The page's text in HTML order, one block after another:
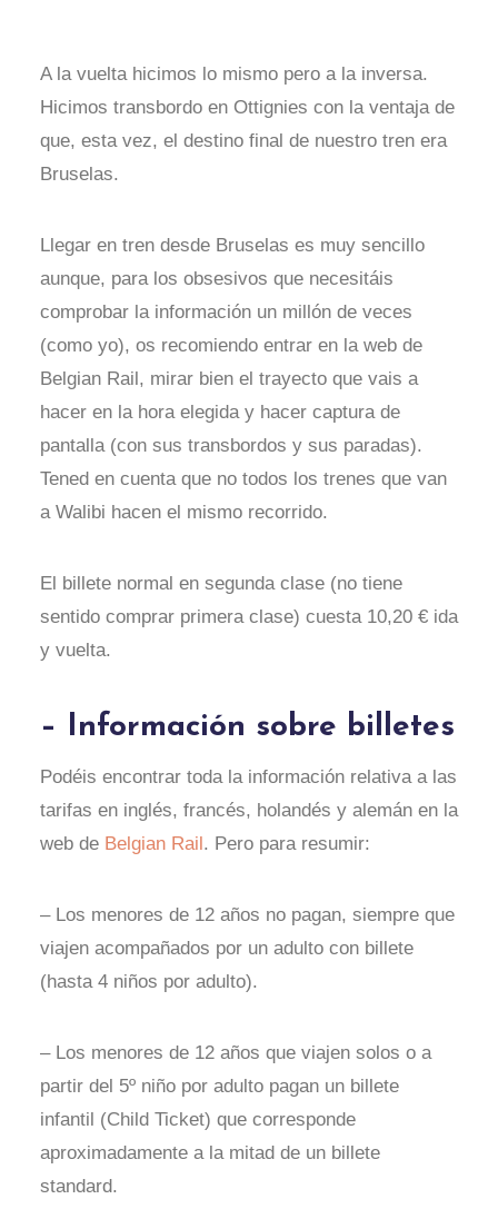
A la vuelta hicimos lo mismo pero a la inversa.
Hicimos transbordo en Ottignies con la ventaja de
que, esta vez, el destino final de nuestro tren era
Bruselas.
Llegar en tren desde Bruselas es muy sencillo
aunque, para los obsesivos que necesitáis
comprobar la información un millón de veces
(como yo), os recomiendo entrar en la web de
Belgian Rail, mirar bien el trayecto que vais a
hacer en la hora elegida y hacer captura de
pantalla (con sus transbordos y sus paradas).
Tened en cuenta que no todos los trenes que van
a Walibi hacen el mismo recorrido.
El billete normal en segunda clase (no tiene
sentido comprar primera clase) cuesta 10,20 € ida
y vuelta.
– Información sobre billetes
Podéis encontrar toda la información relativa a las
tarifas en inglés, francés, holandés y alemán en la
web de Belgian Rail . Pero para resumir:
– Los menores de 12 años no pagan, siempre que
viajen acompañados por un adulto con billete
(hasta 4 niños por adulto).
– Los menores de 12 años que viajen solos o a
partir del 5º niño por adulto pagan un billete
infantil (Child Ticket) que corresponde
aproximadamente a la mitad de un billete
standard.